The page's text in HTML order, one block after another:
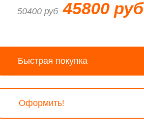
50400 руб 45800 руб
Быстрая покупка
Оформить!